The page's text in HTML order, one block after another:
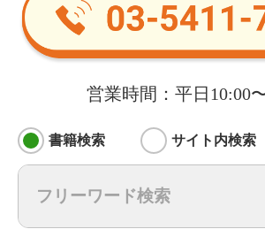
営業時間：平日10:00
書籍検索 サイト内検索